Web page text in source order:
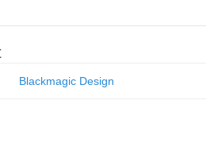
động
đi kèm với nhiều bộ điều hợp ổ
công tắc mini tích hợp sẵn hoặc
Blackmagic Design